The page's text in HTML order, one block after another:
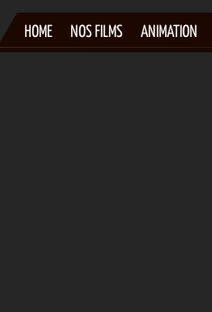
HOME NOS FILMS ANIMATION